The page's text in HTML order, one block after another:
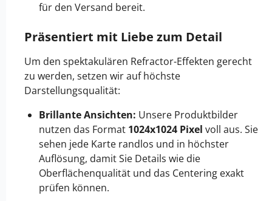
für den Versand bereit.
Präsentiert mit Liebe zum Detail
Um den spektakulären Refractor-Effekten gerecht
zu werden, setzen wir auf höchste
Darstellungsqualität:
Brillante Ansichten: Unsere Produktbilder
nutzen das Format 1024x1024 Pixel voll aus. Sie
sehen jede Karte randlos und in höchster
Auflösung, damit Sie Details wie die
Oberflächenqualität und das Centering exakt
prüfen können.